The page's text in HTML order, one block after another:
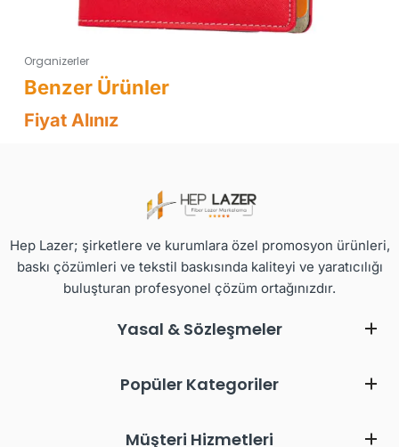
Organizerler
Fiyat Alınız
Hep Lazer; şirketlere ve kurumlara özel promosyon ürünleri,
baskı çözümleri ve tekstil baskısında kaliteyi ve yaratıcılığı
buluşturan profesyonel çözüm ortağınızdır.
Yasal & Sözleşmeler
Popüler Kategoriler
Müşteri Hizmetleri